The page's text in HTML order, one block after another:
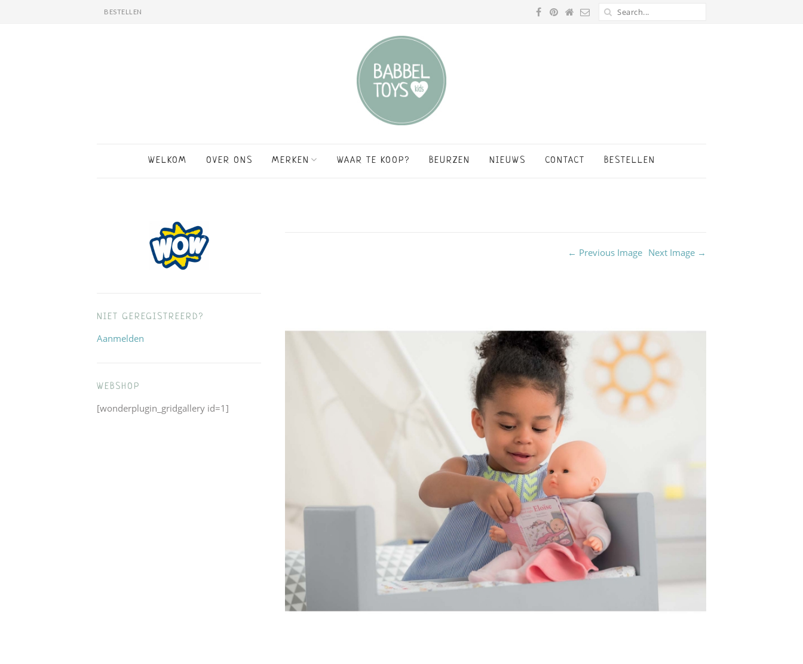
BESTELLEN
WELKOM OVER ONS MERKEN WAAR TE KOOP? BEURZEN NIEUWS CONTACT BESTELLEN
← Previous Image Next Image →
NIET GEREGISTREERD?
Aanmelden
WEBSHOP
[wonderplugin_gridgallery id=1]